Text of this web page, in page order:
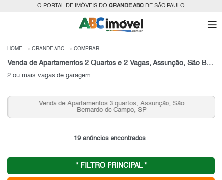
O PORTAL DE IMÓVEIS DO GRANDE ABC DE SÃO PAULO
HOME GRANDE ABC COMPRAR
Venda de Apartamentos 2 Quartos e 2 Vagas, Assunção, São Bernardo do Campo, SP
2 ou mais vagas de garagem
Venda de Apartamentos 3 quartos, Assunção, São
Bernardo do Campo, SP
19 anúncios encontrados
* FILTRO PRINCIPAL *